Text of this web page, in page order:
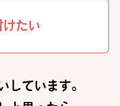
けたい
しています。